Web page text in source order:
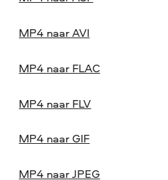
MP4 naar AVI
MP4 naar FLAC
MP4 naar FLV
MP4 naar GIF
MP4 naar JPEG